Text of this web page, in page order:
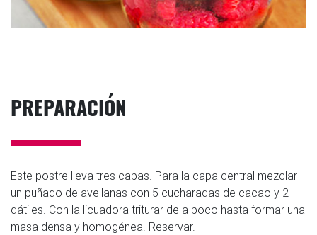
PREPARACIÓN
Este postre lleva tres capas. Para la capa central mezclar
un puñado de avellanas con 5 cucharadas de cacao y 2
dátiles. Con la licuadora triturar de a poco hasta formar una
masa densa y homogénea. Reservar.